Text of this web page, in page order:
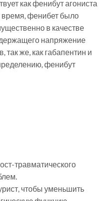
как фенибут агониста
фенибет было
в качестве
напряжение
так же, как габапентин и
фенибут
травматического
чтобы уменьшить